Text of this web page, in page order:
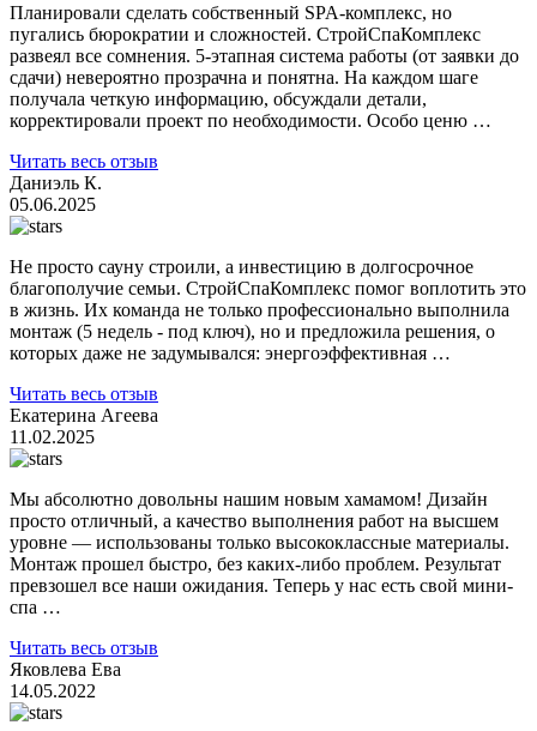
Планировали сделать собственный SPA-комплекс, но
пугались бюрократии и сложностей. СтройСпаКомплекс
развеял все сомнения. 5-этапная система работы (от заявки до
сдачи) невероятно прозрачна и понятна. На каждом шаге
получала четкую информацию, обсуждали детали,
корректировали проект по необходимости. Особо ценю …
Читать весь отзыв
Даниэль К.
05.06.2025
Не просто сауну строили, а инвестицию в долгосрочное
благополучие семьи. СтройСпаКомплекс помог воплотить это
в жизнь. Их команда не только профессионально выполнила
монтаж (5 недель - под ключ), но и предложила решения, о
которых даже не задумывался: энергоэффективная …
Читать весь отзыв
Екатерина Агеева
11.02.2025
Мы абсолютно довольны нашим новым хамамом! Дизайн
просто отличный, а качество выполнения работ на высшем
уровне — использованы только высококлассные материалы.
Монтаж прошел быстро, без каких-либо проблем. Результат
превзошел все наши ожидания. Теперь у нас есть свой мини-
спа …
Читать весь отзыв
Яковлева Ева
14.05.2022